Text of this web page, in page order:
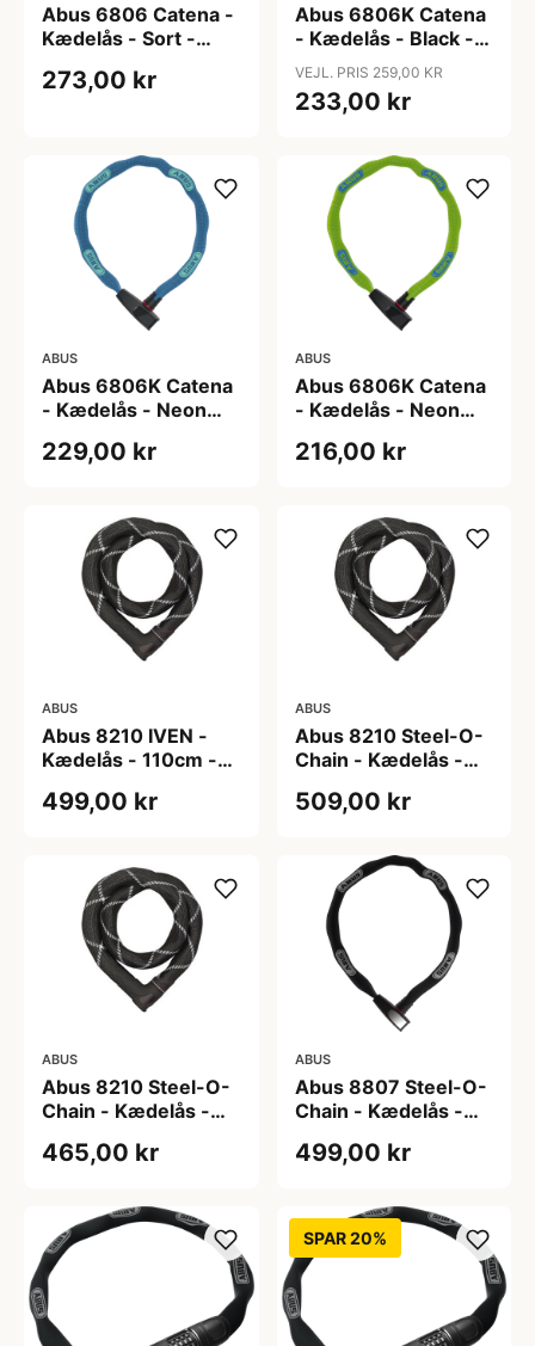
Abus 6806 Catena -
Kædelås - Sort -
273,00 kr
Abus 6806K Catena
- Kædelås - Black -
85 cm
VEJL. PRIS 259,00 KR
233,00 kr
ABUS
Abus 6806K Catena
- Kædelås - Neon
229,00 kr
ABUS
Abus 6806K Catena
- Kædelås - Neon
216,00 kr
ABUS
Abus 8210 IVEN -
Kædelås - 110cm -
499,00 kr
ABUS
Abus 8210 Steel-O-
Chain - Kædelås -
509,00 kr
ABUS
Abus 8210 Steel-O-
Chain - Kædelås -
465,00 kr
ABUS
Abus 8807 Steel-O-
Chain - Kædelås -
499,00 kr
SPAR 20%